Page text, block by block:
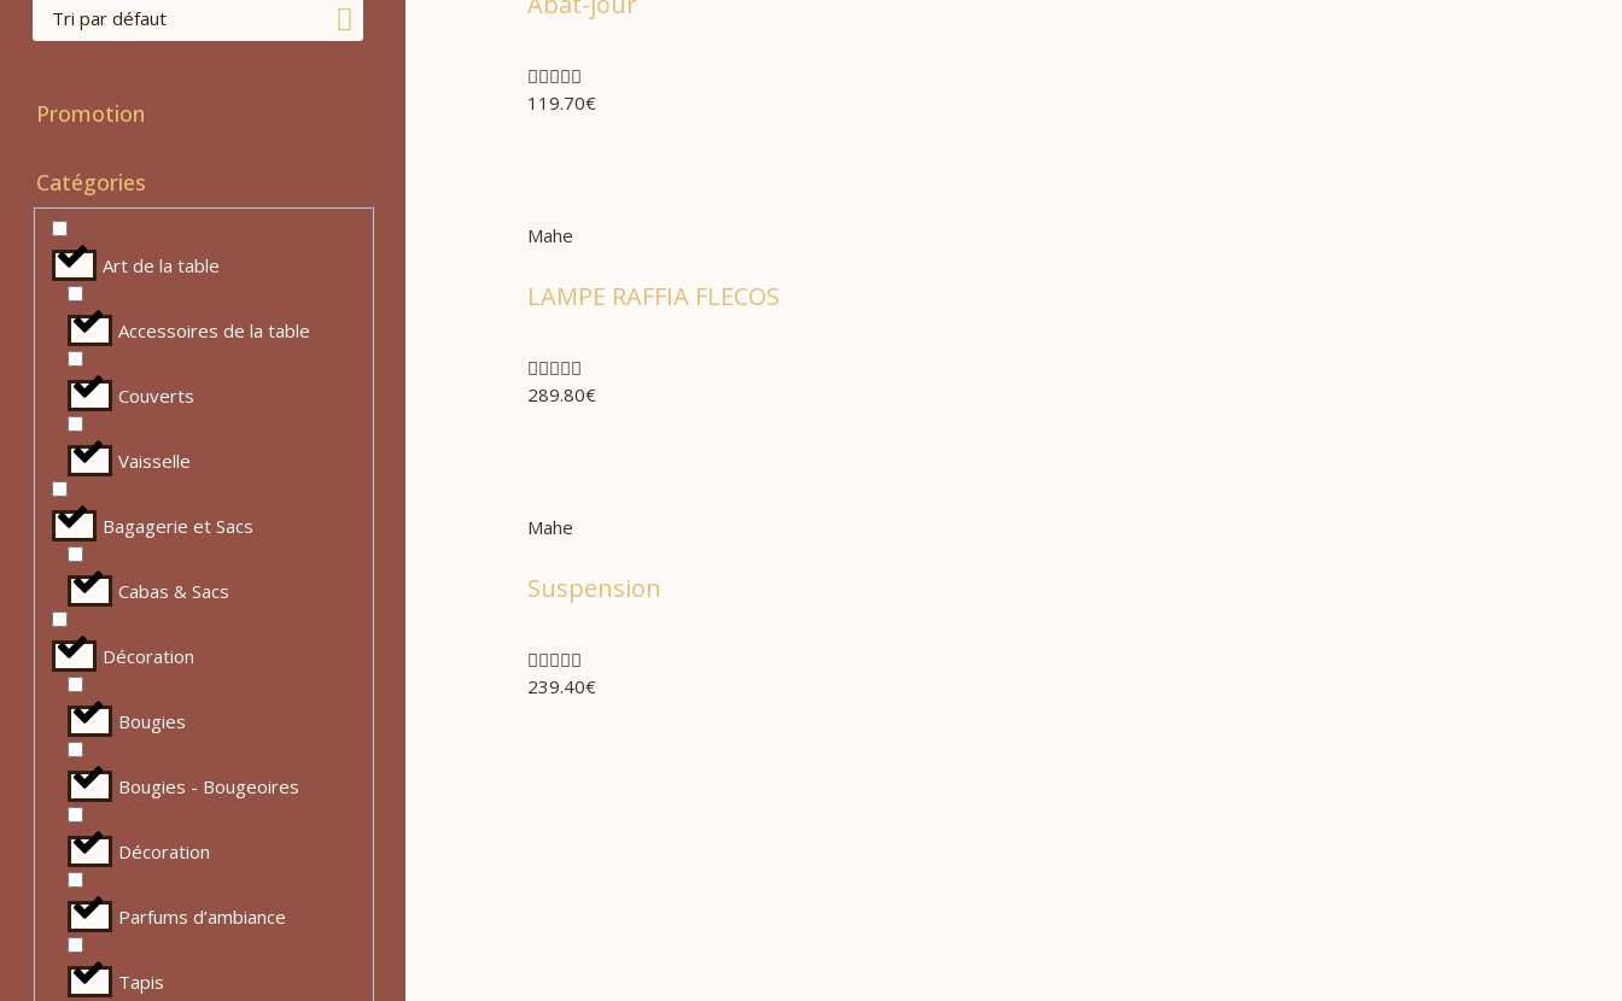
Promotion
Catégories
Art de la table
Accessoires de la table
Couverts
Vaisselle
Bagagerie et Sacs
Cabas & Sacs
Décoration
Bougies
Bougies - Bougeoires
Décoration
Parfums d’ambiance
Tapis

119.70€
Mahe
LAMPE RAFFIA FLECOS

289.80€
Mahe
Suspension

239.40€